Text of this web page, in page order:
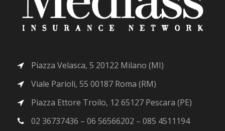
Piazza Velasca, 5 20122 Milano (MI)
Viale Parioli, 55 00187 Roma (RM)
Piazza Ettore Troilo, 12 65127 Pescara (PE)
02 36737436 – 06 56566202 – 085 4511194